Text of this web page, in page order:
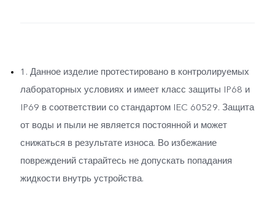
1. Данное изделие протестировано в контролируемых
лабораторных условиях и имеет класс защиты IP68 и
IP69 в соответствии со стандартом IEC 60529. Защита
от воды и пыли не является постоянной и может
снижаться в результате износа. Во избежание
повреждений старайтесь не допускать попадания
жидкости внутрь устройства.